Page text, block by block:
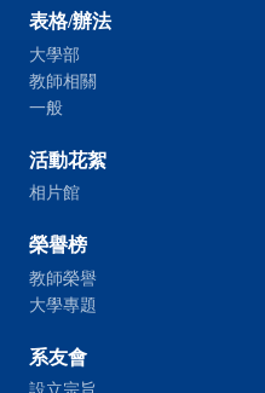
表格/辦法
大學部
教師相關
一般
活動花絮
相片館
榮譽榜
教師榮譽
大學專題
系友會